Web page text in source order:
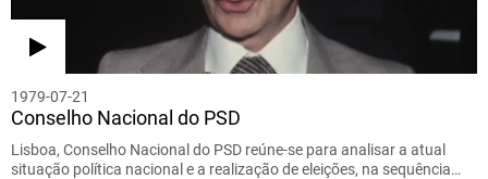
1979-07-21
Conselho Nacional do PSD
Lisboa, Conselho Nacional do PSD reúne-se para analisar a atual
situação política nacional e a realização de eleições, na sequência…